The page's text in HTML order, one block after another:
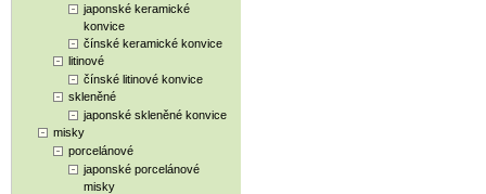
japonské keramické
konvice
čínské keramické konvice
litinové
čínské litinové konvice
skleněné
japonské skleněné konvice
misky
porcelánové
japonské porcelánové
misky